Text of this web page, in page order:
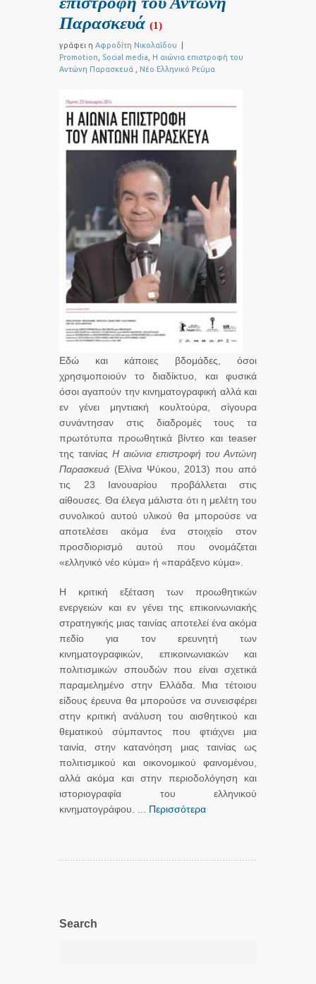
Παρασκευά (1)
γράφει η Αφροδίτη Νικολαΐδου
Promotion
Social media
Η αιώνια επιστροφή του
Αντώνη Παρασκευά
Νέο Ελληνικό Ρεύμα
Εδώ και κάποιες βδομάδες, όσοι
χρησιμοποιούν το διαδίκτυο, και φυσικά
όσοι αγαπούν την κινηματογραφική αλλά και
εν γένει μηντιακή κουλτούρα, σίγουρα
συνάντησαν στις διαδρομές τους τα
πρωτότυπα προωθητικά βίντεο και teaser
της ταινίας Η αιώνια επιστροφή του Αντώνη
Παρασκευά (Ελίνα Ψύκου, 2013) που από
τις 23 Ιανουαρίου προβάλλεται στις
αίθουσες .Θα έλεγα μάλιστα ότι η μελέτη του
συνολικού αυτού υλικού θα μπορούσε να
αποτελέσει ακόμα ένα στοιχείο στον
προσδιορισμό αυτού που ονομάζεται
«ελληνικό νέο κύμα» ή «παράξενο κύμα».
Η κριτική εξέταση των προωθητικών
ενεργειών και εν γένει της επικοινωνιακής
στρατηγικής μιας ταινίας αποτελεί ένα ακόμα
πεδίο για τον ερευνητή των
κινηματογραφικών, επικοινωνιακών και
πολιτισμικών σπουδών που είναι σχετικά
παραμελημένο στην Ελλάδα. Μια τέτοιου
είδους έρευνα θα μπορούσε να συνεισφέρει
στην κριτική ανάλυση του αισθητικού και
θεματικού σύμπαντος που φτιάχνει μια
ταινία, στην κατανόηση μιας ταινίας ως
πολιτισμικού και οικονομικού φαινομένου,
αλλά ακόμα και στην περιοδολόγηση και
ιστοριογραφία του ελληνικού
κινηματογράφου. ... Περισσότερα
Search